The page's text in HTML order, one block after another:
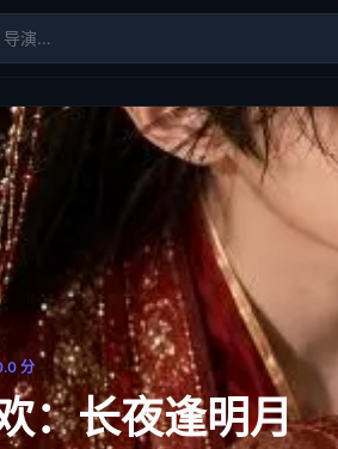
动漫、综艺、短剧高清在线观看
分
：长夜逢明月